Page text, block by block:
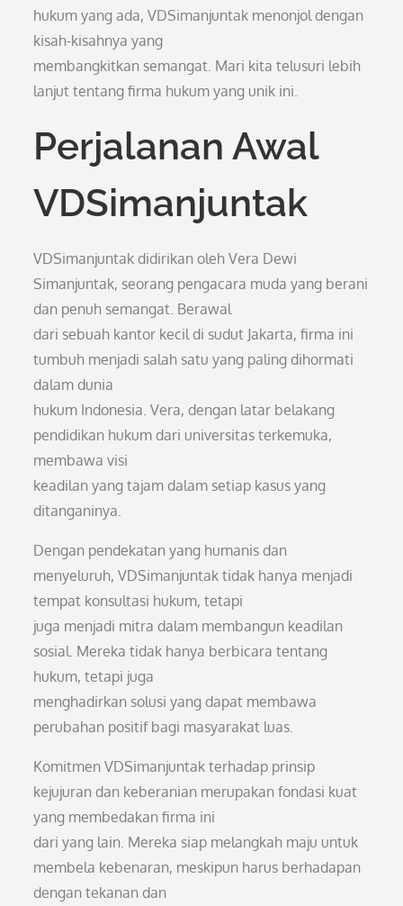
hukum yang ada, VDSimanjuntak menonjol dengan
kisah-kisahnya yang
membangkitkan semangat. Mari kita telusuri lebih
lanjut tentang firma hukum yang unik ini.
Perjalanan Awal
VDSimanjuntak
VDSimanjuntak didirikan oleh Vera Dewi
Simanjuntak, seorang pengacara muda yang berani
dan penuh semangat. Berawal
dari sebuah kantor kecil di sudut Jakarta, firma ini
tumbuh menjadi salah satu yang paling dihormati
dalam dunia
hukum Indonesia. Vera, dengan latar belakang
pendidikan hukum dari universitas terkemuka,
membawa visi
keadilan yang tajam dalam setiap kasus yang
ditanganinya.
Dengan pendekatan yang humanis dan
menyeluruh, VDSimanjuntak tidak hanya menjadi
tempat konsultasi hukum, tetapi
juga menjadi mitra dalam membangun keadilan
sosial. Mereka tidak hanya berbicara tentang
hukum, tetapi juga
menghadirkan solusi yang dapat membawa
perubahan positif bagi masyarakat luas.
Komitmen VDSimanjuntak terhadap prinsip
kejujuran dan keberanian merupakan fondasi kuat
yang membedakan firma ini
dari yang lain. Mereka siap melangkah maju untuk
membela kebenaran, meskipun harus berhadapan
dengan tekanan dan